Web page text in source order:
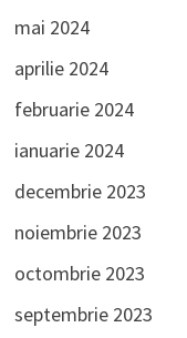
mai 2024
aprilie 2024
februarie 2024
ianuarie 2024
decembrie 2023
noiembrie 2023
octombrie 2023
septembrie 2023